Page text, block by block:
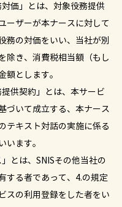
価」とは、対象役務提供
ーザーが本ナースに対して
務の対価をいい、当社が別
除き、消費税相当額（もし
額とします。
供契約」とは、本サービ
づいて成立する、本ナース
テキスト対話の実施に係る
います。
とは、SNISその他当社の
する者であって、4.の規定
スの利用登録をした者をい